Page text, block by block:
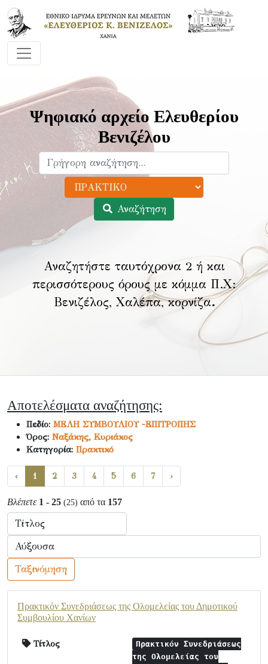
Ψηφιακό αρχείο Ελευθερίου
Βενιζέλου
Αναζήτηση
Αναζητήστε ταυτόχρονα 2 ή και
περισσότερους όρους με κόμμα Π.Χ:
Βενιζέλος, Χαλέπα, κορνίζα.
Αποτελέσματα αναζήτησης:
Πεδίο: ΜΕΛΗ ΣΥΜΒΟΥΛΙΟΥ -ΕΠΙΤΡΟΠΗΣ
Όρος: Ναξάκης, Κυριάκος
Κατηγορία: Πρακτικό
‹ 1 2 3 4 5 6 7 ›
Βλέπετε 1 - 25 (25) από τα 157
Ταξινόμηση
Πρακτικόν Συνεδριάσεως της Ολομελείας του Δημοτικού
Συμβουλίου Χανίων
Τίτλος
Πρακτικόν Συνεδριάσεως
της Ολομελείας του